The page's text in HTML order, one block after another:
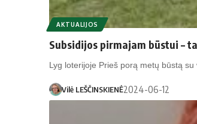
AKTUALIJOS
Subsidijos pirmajam būstui –
Lyg loterijoje Prieš porą metų būstą
Vilė LEŠČINSKIENĖ2024-06-12